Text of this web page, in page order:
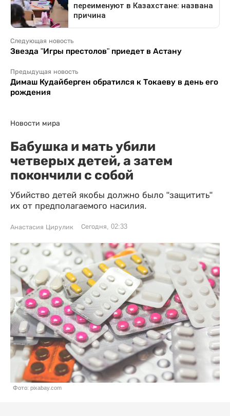
Следующая новость
Звезда "Игры престолов" приедет в Астану
Предыдущая новость
Димаш Кудайберген обратился к Токаеву в день его
рождения
Новости мира
Бабушка и мать убили
четверых детей, а затем
покончили с собой
Убийство детей якобы должно было "защитить"
их от предполагаемого насилия.
Анастасия Цирулик Сегодня, 02:33
Фото: pixabay.com